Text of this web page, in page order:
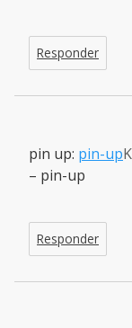
Responder
pin up: pin-up
– pin-up
Responder